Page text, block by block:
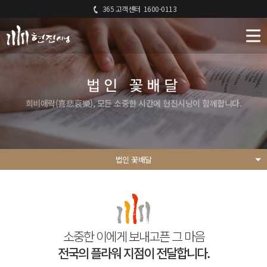
365 고객센터 1600-0113
법인 꽃배달
희비애락(喜悲哀樂), 모든 소중한 시간에 현진시닝이 함께합니다.
법인 꽃배달
소중한 이에게 보내고픈 그 마음
전국의 플라워 지점이 전달합니다.